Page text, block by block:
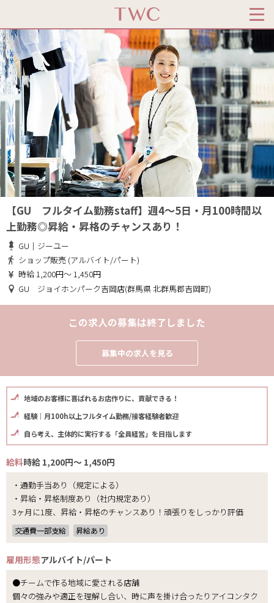
【GU フルタイム勤務staff】週4～5日・月100時間以
上勤務◎昇給・昇格のチャンスあり！
GU｜ジーユー
ショップ販売 (アルバイト/パート)
時給 1,200円～ 1,450円
GU ジョイホンパーク吉岡店(群馬県 北群馬郡吉岡町)
この求人の募集は終了しました
募集中の求人を見る
地域のお客様に喜ばれるお店作りに、貢献できる！
経験｜月100h以上フルタイム勤務/接客経験者歓迎
自ら考え、主体的に実行する「全員経営」を目指します
給料時給 1,200円～ 1,450円
・通勤手当あり（規定による）
・昇給・昇格制度あり（社内規定あり）
3ヶ月に1度、昇給・昇格のチャンスあり！頑張りをしっかり評価
交通費一部支給 昇給あり
雇用形態アルバイト/パート
●チームで作る地域に愛される店舗
個々の強みや適正を理解し合い、時に声を掛け合ったりアイコンタク